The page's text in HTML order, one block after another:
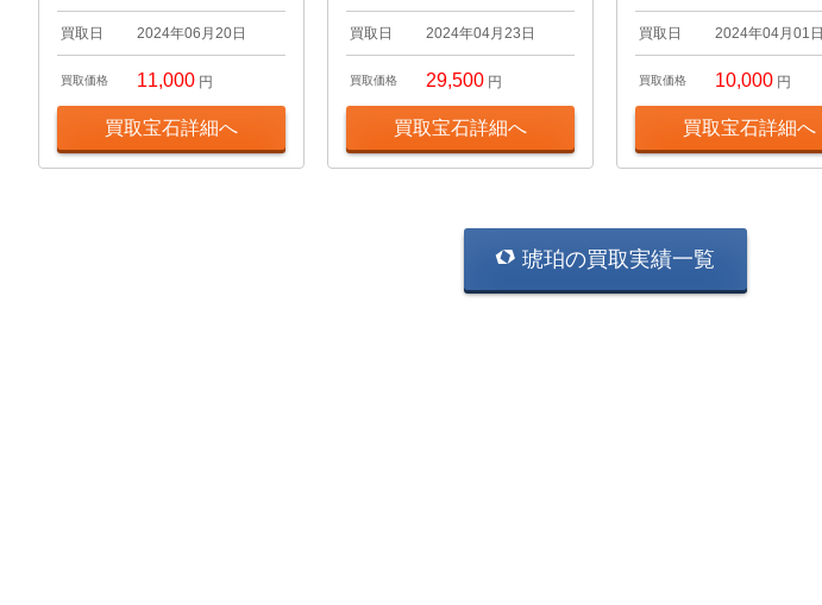
買取日 2024年06月20日
買取価格 11,000 円
買取宝石詳細へ
買取日 2024年04月23日
買取価格 29,500 円
買取宝石詳細へ
買取日 2024年04月01日
買取価格 10,000 円
買取宝石詳細へ
琥珀の買取実績一覧